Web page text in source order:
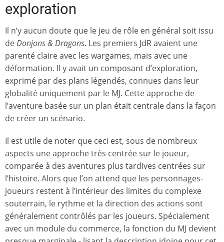
exploration
Il n’y aucun doute que le jeu de rôle en général soit issu
deDonjons & Dragons. Les premiers JdR avaient une
parenté claire avec les wargames, mais avec une
déformation. Il y avait un composant d’exploration,
exprimé par des plans légendés, connues dans leur
globalité uniquement par le MJ. Cette approche de
l’aventure basée sur un plan était centrale dans la façon
de créer un scénario.
Il est utile de noter que ceci est, sous de nombreux
aspects une approche très centrée sur le joueur,
comparée à des aventures plus tardives centrées sur
l’histoire. Alors que l’on attend que les personnages-
joueurs restent à l’intérieur des limites du complexe
souterrain, le rythme et la direction des actions sont
généralement contrôlés par les joueurs. Spécialement
avec un module du commerce, la fonction du MJ devient